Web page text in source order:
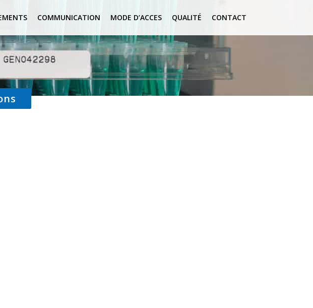
COMMUNICATION MODE D’ACCES QUALITÉ CONTACT